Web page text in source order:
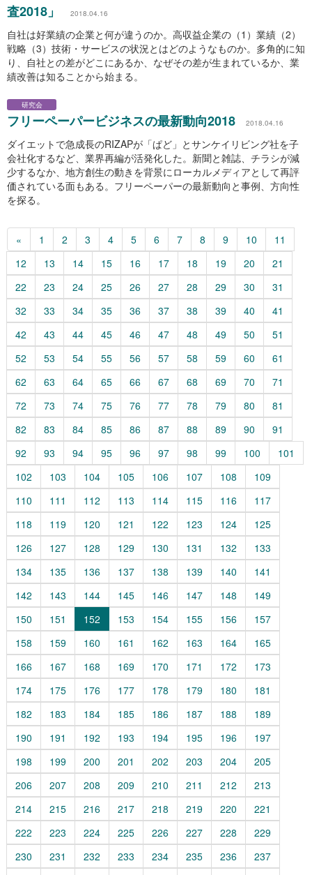
査2018」
2018.04.16
自社は好業績の企業と何が違うのか。高収益企業の（1）業績（2）
戦略（3）技術・サービスの状況とはどのようなものか。多角的に知
り、自社との差がどこにあるか、なぜその差が生まれているか、業
績改善は知ることから始まる。
研究会
フリーペーパービジネスの最新動向2018 2018.04.16
ダイエットで急成長のRIZAPが「ぱど」とサンケイリビング社を子
会社化するなど、業界再編が活発化した。新聞と雑誌、チラシが減
少するなか、地方創生の動きを背景にローカルメディアとして再評
価されている面もある。フリーペーパーの最新動向と事例、方向性
を探る。
« 1 2 3 4 5 6 7 8 9 10
11
12
13 14 15 16 17 18 19 20
21
22
23 24 25 26 27 28 29 30
31
32
33 34 35 36 37 38 39 40
41
42
43 44 45 46 47 48 49 50
51
52
53 54 55 56 57 58 59 60
61
62
63 64 65 66 67 68 69 70
71
72
73 74 75 76 77 78 79 80
81
82
83 84 85 86 87 88 89 90
91
92
93 94 95 96 97 98 99 100
101
102
103 104 105 106 107 108
109
110
111 112 113 114 115 116
117
118
119 120 121 122 123 124
125
126
127 128 129 130 131 132
133
134
135 136 137 138 139 140
141
142
143 144 145 146 147 148
149
150
151 152 153 154 155 156
157
158
159 160 161 162 163 164
165
166
167 168 169 170 171 172
173
174
175 176 177 178 179 180
181
182
183 184 185 186 187 188
189
190
191 192 193 194 195 196
197
198
199 200 201 202 203 204
205
206
207 208 209 210 211 212
213
214
215 216 217 218 219 220
221
222
223 224 225 226 227 228
229
230
231 232 233 234 235 236
237